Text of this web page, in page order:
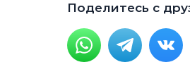
Поделитесь с